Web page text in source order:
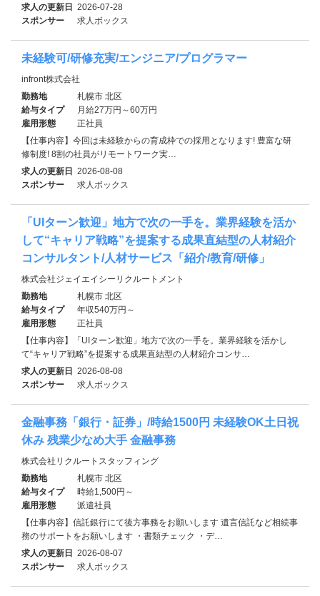
求人の更新日 2026-07-28
スポンサー
求人ボックス
未経験可/研修充実/エンジニア/プログラマー
infront株式会社
勤務地
札幌市 北区
給与タイプ
月給27万円～60万円
雇用形態
正社員
【仕事内容】今回は未経験からの育成枠での採用となります! 豊富な研
修制度! 8割の社員がリモートワーク実…
求人の更新日 2026-08-08
スポンサー
求人ボックス
「UIターン歓迎」地方で次の一手を。業界経験を活か
して“キャリア戦略”を提案する成果直結型の人材紹介
コンサルタント/人材サービス「紹介/教育/研修」
株式会社ジェイエイシーリクルートメント
勤務地
札幌市 北区
給与タイプ
年収540万円～
雇用形態
正社員
【仕事内容】「UIターン歓迎」地方で次の一手を。業界経験を活かし
て“キャリア戦略”を提案する成果直結型の人材紹介コンサ…
求人の更新日 2026-08-08
スポンサー
求人ボックス
金融事務「銀行・証券」/時給1500円 未経験OK土日祝
休み 残業少なめ大手 金融事務
株式会社リクルートスタッフィング
勤務地
札幌市 北区
給与タイプ
時給1,500円～
雇用形態
派遣社員
【仕事内容】信託銀行にて後方事務をお願いします 遺言信託など相続事
務のサポートをお願いします ・書類チェック ・デ…
求人の更新日 2026-08-07
スポンサー
求人ボックス